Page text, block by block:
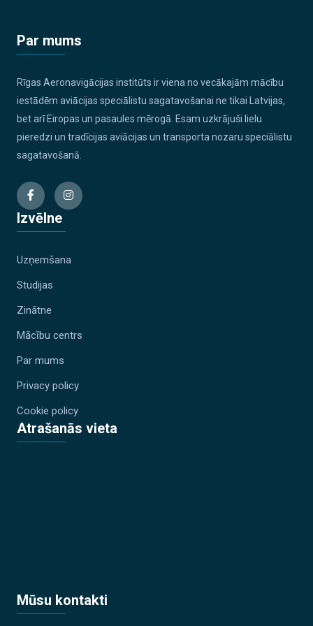
Par mums
Rīgas Aeronavigācijas institūts ir viena no vecākajām mācību
iestādēm aviācijas speciālistu sagatavošanai ne tikai Latvijas,
bet arī Eiropas un pasaules mērogā. Esam uzkrājuši lielu
pieredzi un tradīcijas aviācijas un transporta nozaru speciālistu
sagatavošanā.
Izvēlne
Uzņemšana
Studijas
Zinātne
Mācību centrs
Par mums
Privacy policy
Cookie policy
Atrašanās vieta
Mūsu kontakti